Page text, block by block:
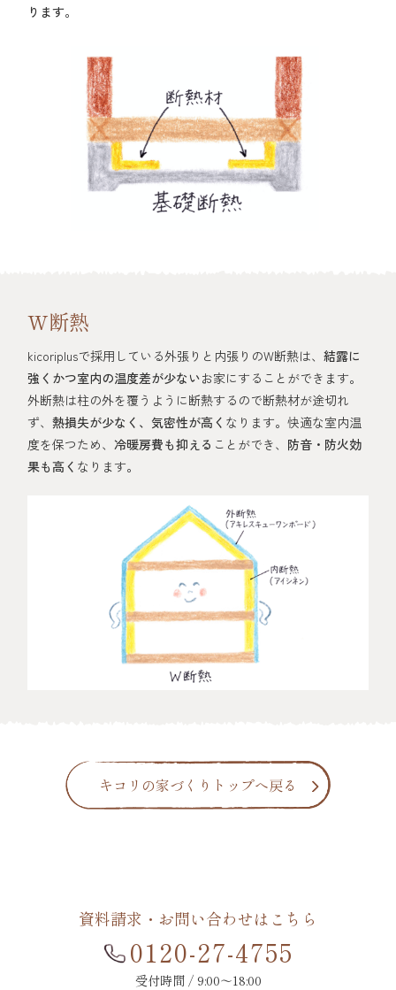
ります。
W断熱
kicoriplusで採用している外張りと内張りのW断熱は、結露に
強くかつ室内の温度差が少ないお家にすることができます。
外断熱は柱の外を覆うように断熱するので断熱材が途切れ
ず、熱損失が少なく、気密性が高く なります。快適な室内温
度を保つため、冷暖房費も抑える ことができ、 防音・防火効
果も高く なります。
キコリの家づくりトップへ戻る
資料請求・お問い合わせはこちら
0120-27-4755
受付時間 / 9:00〜18:00